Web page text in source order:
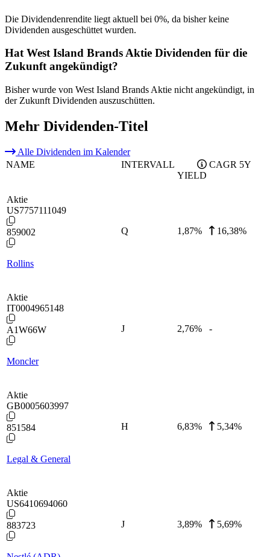
Die Dividendenrendite liegt aktuell bei 0%, da bisher keine
Dividenden ausgeschüttet wurden.
Hat West Island Brands Aktie Dividenden für die
Zukunft angekündigt?
Bisher wurde von West Island Brands Aktie nicht angekündigt, in
der Zukunft Dividenden auszuschütten.
Mehr Dividenden-Titel
Alle Dividenden im Kalender
NAME
INTERVALL
YIELD
CAGR 5Y
Aktie
US7757111049
859002
Rollins
Q 1,87% 16,38%
Aktie
IT0004965148
A1W66W
Moncler
J 2,76% -
Aktie
GB0005603997
851584
Legal & General
H 6,83% 5,34%
Aktie
US6410694060
883723 J 3,89% 5,69%